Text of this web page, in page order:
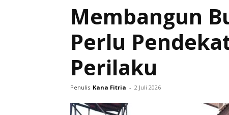
Membangun
Perlu
Perilaku
Penulis Kana Fitria - 2 Juli 2026